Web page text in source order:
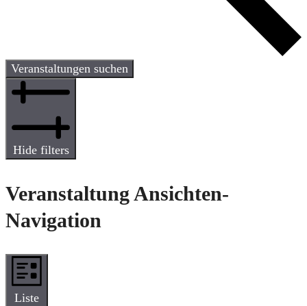
Veranstaltungen suchen
Hide filters
Veranstaltung Ansichten-
Navigation
Liste